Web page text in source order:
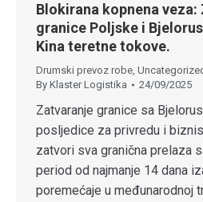
Blokirana kopnena
granice Poljske i
Kina teretne tokove.
Drumski prevoz robe,
By Klaster Logistika 24/09/2025
Zatvaranje granice sa
posljedice za privredu i
zatvori sva granična prelaza
period od najmanje 14 dana
poremećaje u međunarodnoj